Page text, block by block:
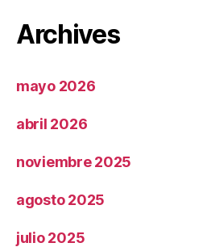
Archives
mayo 2026
abril 2026
noviembre 2025
agosto 2025
julio 2025